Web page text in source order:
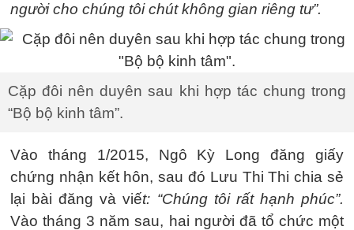
người cho chúng tôi chút không gian riêng tư”.
Cặp đôi nên duyên sau khi hợp tác chung trong
“Bộ bộ kinh tâm”.
Vào tháng 1/2015, Ngô Kỳ Long đăng giấy
chứng nhận kết hôn, sau đó Lưu Thi Thi chia sẻ
lại bài đăng và viết: “Chúng tôi rất hạnh phúc”.
Vào tháng 3 năm sau, hai người đã tổ chức một